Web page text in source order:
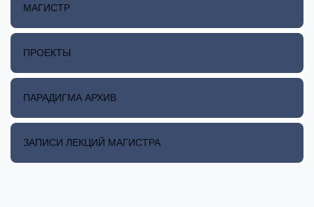
МАГИСТР
ПРОЕКТЫ
ПАРАДИГМА АРХИВ
ЗАПИСИ ЛЕКЦИЙ МАГИСТРА